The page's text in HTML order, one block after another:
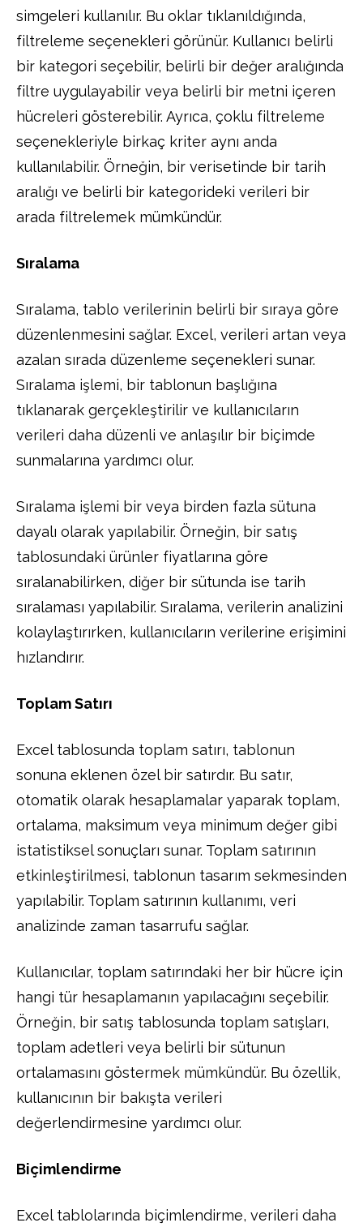
simgeleri kullanılır. Bu oklar tıklanıldığında,
filtreleme seçenekleri görünür. Kullanıcı belirli
bir kategori seçebilir, belirli bir değer aralığında
filtre uygulayabilir veya belirli bir metni içeren
hücreleri gösterebilir. Ayrıca, çoklu filtreleme
seçenekleriyle birkaç kriter aynı anda
kullanılabilir. Örneğin, bir verisetinde bir tarih
aralığı ve belirli bir kategorideki verileri bir
arada filtrelemek mümkündür.
Sıralama
Sıralama, tablo verilerinin belirli bir sıraya göre
düzenlenmesini sağlar. Excel, verileri artan veya
azalan sırada düzenleme seçenekleri sunar.
Sıralama işlemi, bir tablonun başlığına
tıklanarak gerçekleştirilir ve kullanıcıların
verileri daha düzenli ve anlaşılır bir biçimde
sunmalarına yardımcı olur.
Sıralama işlemi bir veya birden fazla sütuna
dayalı olarak yapılabilir. Örneğin, bir satış
tablosundaki ürünler fiyatlarına göre
sıralanabilirken, diğer bir sütunda ise tarih
sıralaması yapılabilir. Sıralama, verilerin analizini
kolaylaştırırken, kullanıcıların verilerine erişimini
hızlandırır.
Toplam Satırı
Excel tablosunda toplam satırı, tablonun
sonuna eklenen özel bir satırdır. Bu satır,
otomatik olarak hesaplamalar yaparak toplam,
ortalama, maksimum veya minimum değer gibi
istatistiksel sonuçları sunar. Toplam satırının
etkinleştirilmesi, tablonun tasarım sekmesinden
yapılabilir. Toplam satırının kullanımı, veri
analizinde zaman tasarrufu sağlar.
Kullanıcılar, toplam satırındaki her bir hücre için
hangi tür hesaplamanın yapılacağını seçebilir.
Örneğin, bir satış tablosunda toplam satışları,
toplam adetleri veya belirli bir sütunun
ortalamasını göstermek mümkündür. Bu özellik,
kullanıcının bir bakışta verileri
değerlendirmesine yardımcı olur.
Biçimlendirme
Excel tablolarında biçimlendirme, verileri daha